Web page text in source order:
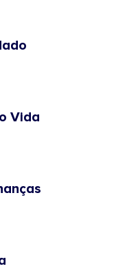
Vida